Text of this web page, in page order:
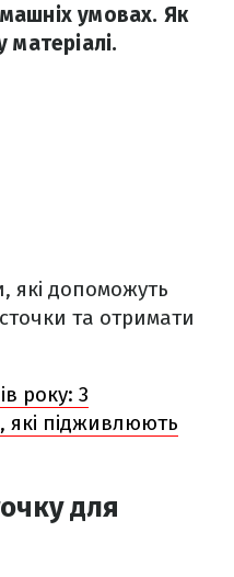
умовах. Як
які допоможуть
та отримати
року: 3
які підживлюють
для